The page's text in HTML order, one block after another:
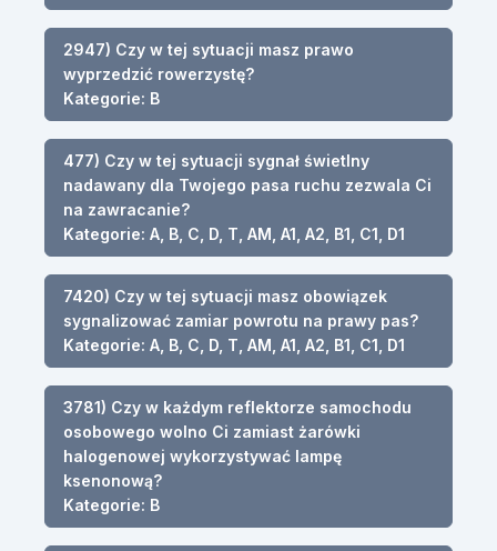
2947) Czy w tej sytuacji masz prawo
wyprzedzić rowerzystę?
Kategorie: B
477) Czy w tej sytuacji sygnał świetlny
nadawany dla Twojego pasa ruchu zezwala Ci
na zawracanie?
Kategorie: A, B, C, D, T, AM, A1, A2, B1, C1, D1
7420) Czy w tej sytuacji masz obowiązek
sygnalizować zamiar powrotu na prawy pas?
Kategorie: A, B, C, D, T, AM, A1, A2, B1, C1, D1
3781) Czy w każdym reflektorze samochodu
osobowego wolno Ci zamiast żarówki
halogenowej wykorzystywać lampę
ksenonową?
Kategorie: B